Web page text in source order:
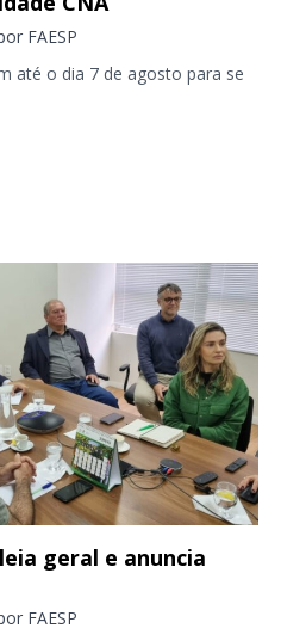
FAESP
até o dia 7 de agosto para se
geral e anuncia
FAESP